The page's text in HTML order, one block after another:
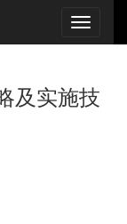
及实施技